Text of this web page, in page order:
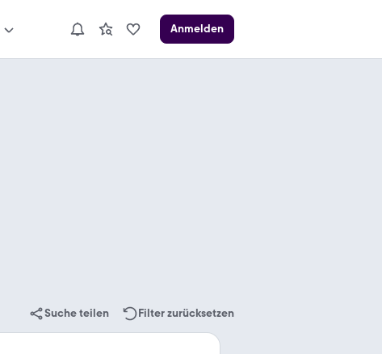
Anmelden
Suche teilen Filter zurücksetzen